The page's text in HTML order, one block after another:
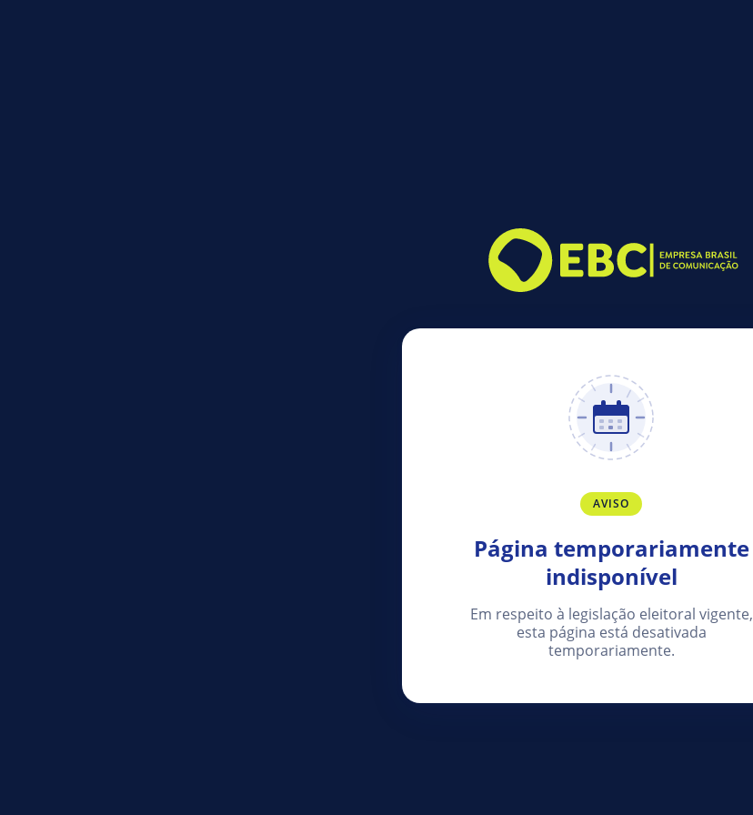
AVISO
Página temporariamente
indisponível
Em respeito à legislação eleitoral vigente,
esta página está desativada
temporariamente.